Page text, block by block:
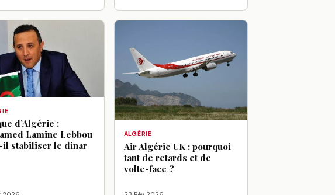
d’Algérie :
Lamine Lebbou
il stabiliser le dinar
ALGÉRIE
Air Algérie UK : pourquoi
tant de retards et de
volte-face ?